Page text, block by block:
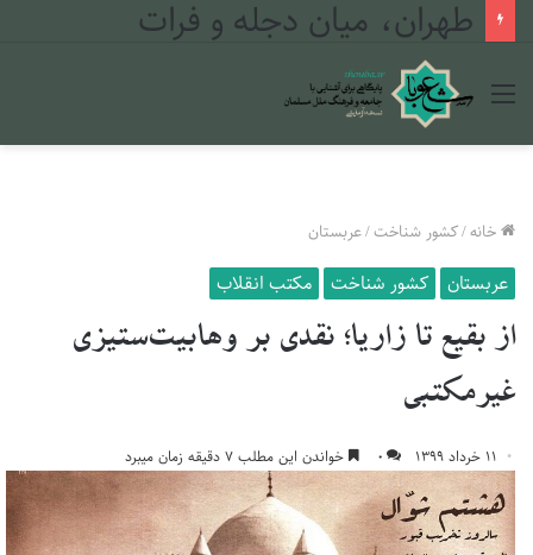
طهران، میان دجله و فرات
منو
خانه/کشور شناخت/عربستان
عربستان کشور شناخت مکتب انقلاب
از بقیع تا زاریا؛ نقدی بر وهابیت‌ستیزی
غیرمکتبی
۱۱ خرداد ۱۳۹۹ ۰ خواندن این مطلب ۷ دقیقه زمان میبرد